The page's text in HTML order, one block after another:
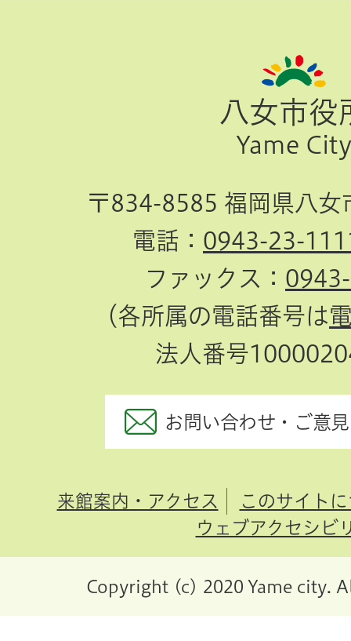
八女市役
Yame City
〒834-8585 福岡県八女
電話： 0943-23-
ファックス：
（各所属の電話番号は
法人番号
お問い合わせ・ご意
来館案内・アクセス
このサイト
ウェブアクセシビ
Copyright (c) 2020 Yame city.